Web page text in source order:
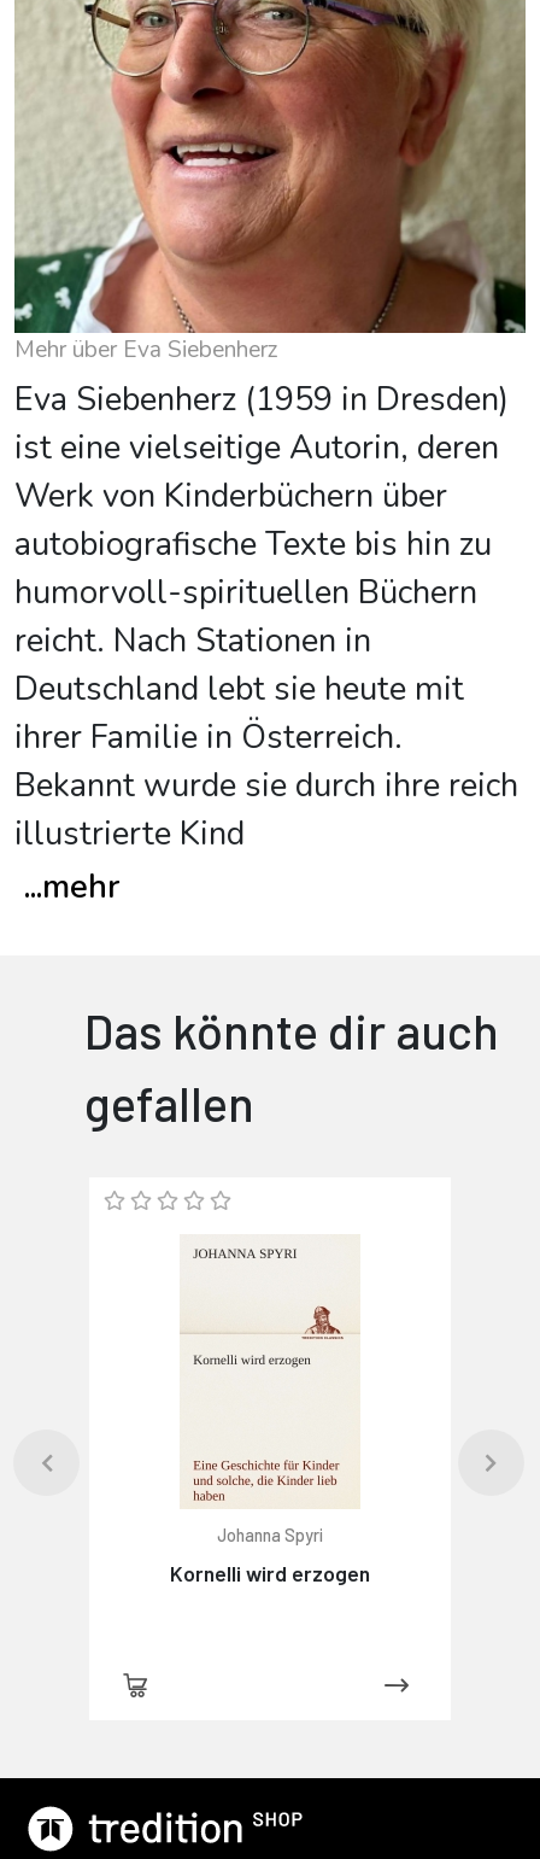
Mehr über Eva Siebenherz
Eva Siebenherz (1959 in Dresden)
ist eine vielseitige Autorin, deren
Werk von Kinderbüchern über
autobiografische Texte bis hin zu
humorvoll-spirituellen Büchern
reicht. Nach Stationen in
Deutschland lebt sie heute mit
ihrer Familie in Österreich.
Bekannt wurde sie durch ihre reich
illustrierte Kind
...mehr
Das könnte dir auch
gefallen
Johanna Spyri
Kornelli wird erzogen